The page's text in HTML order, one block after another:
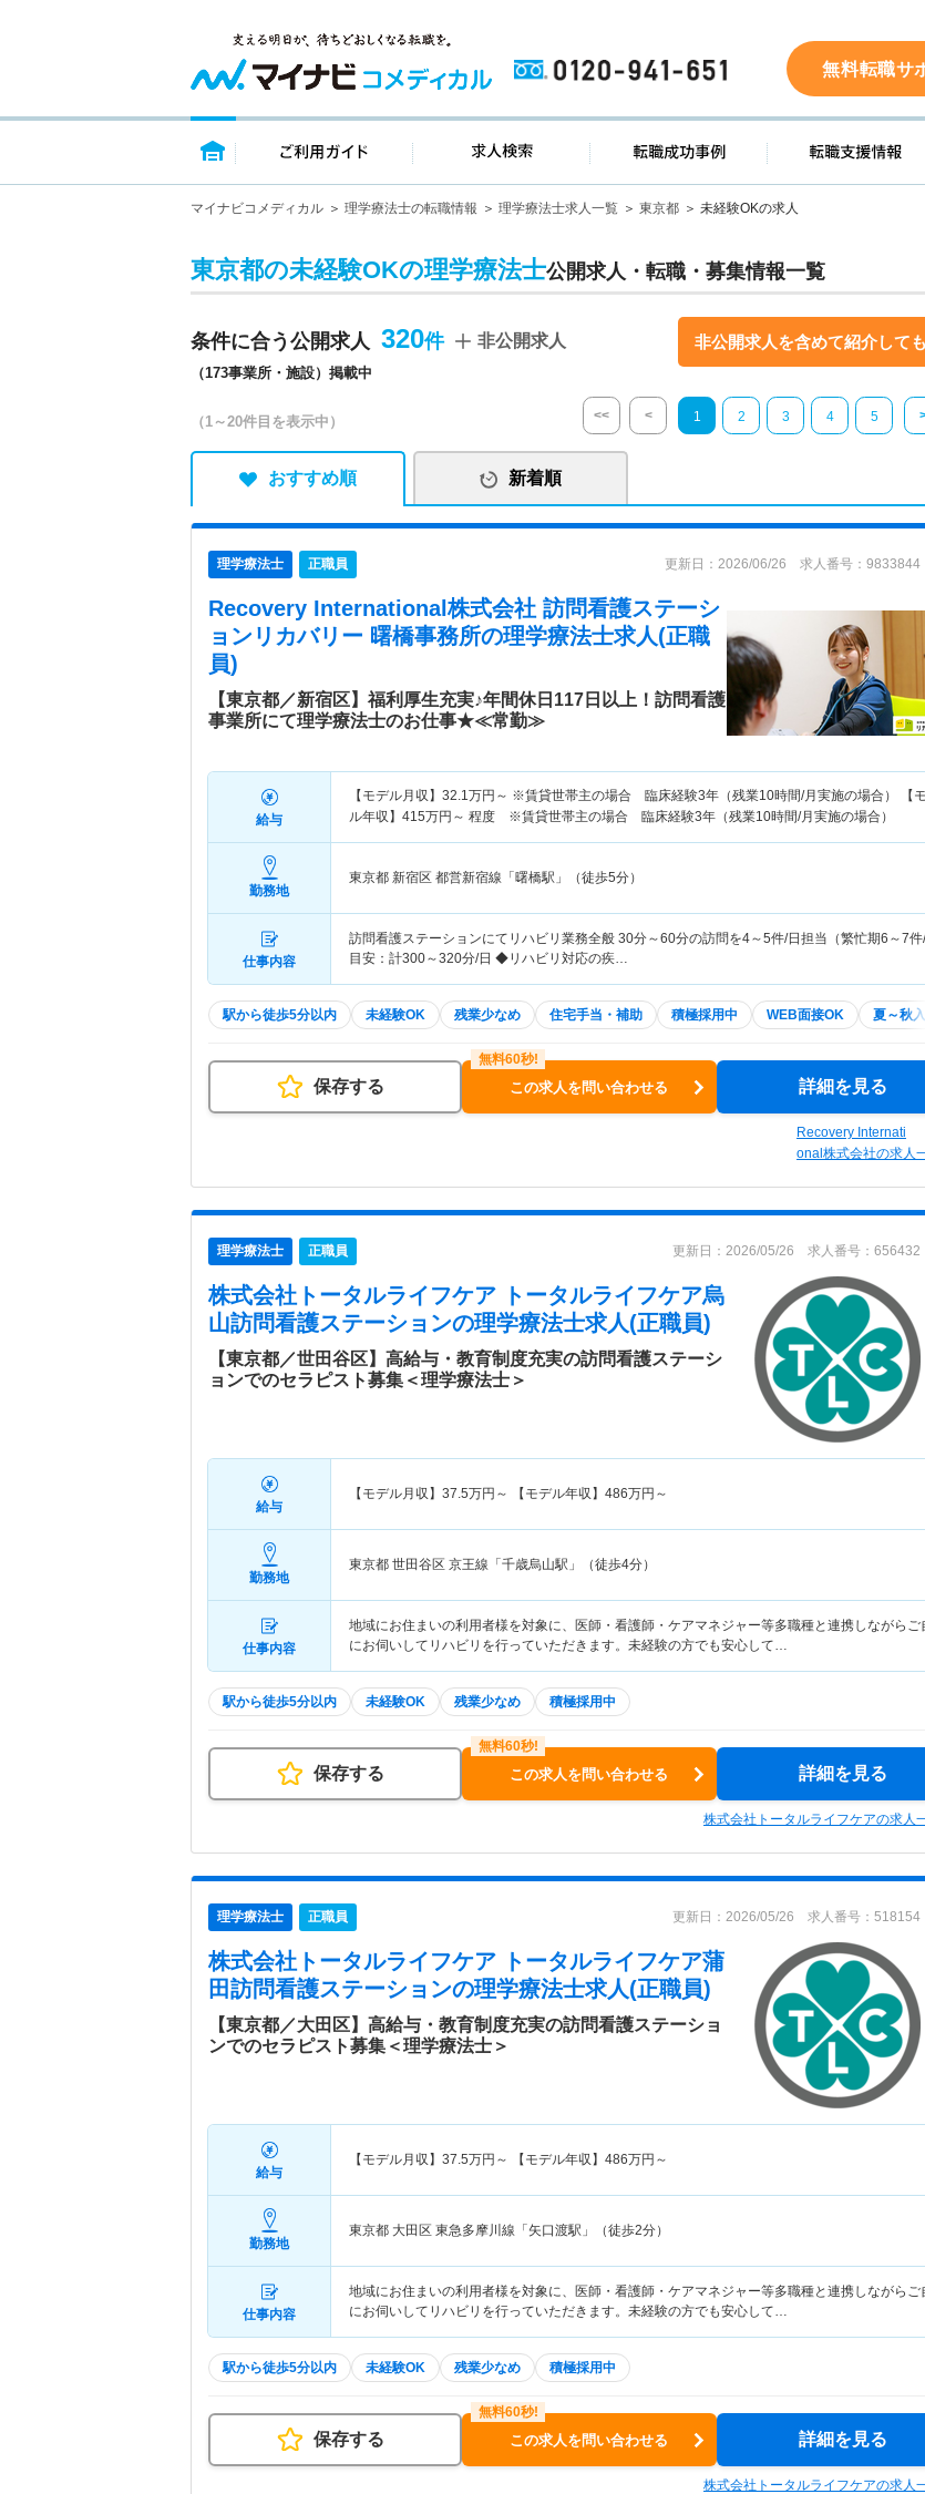
0120-941-651 無料転職サ
トップページ ご利用ガイド 求人検索 転職成功事例
マイナビコメディカル 理学療法士の転職情報 理学療法士求人一覧 東京都 未経験OKの求人
東京都の未経験OKの理学療法士公開求人・転職・募集情報一覧
条件に合う公開求人 320
（173事業所・施設）掲載中
非公開求人 非公開求人を含めて紹介して
（1～20件目を表示中） << < 1 2 3 4 5
おすすめ順 新着順
理学療法士 正職員 更新日：2026/06/26 求人番号：9833844
Recovery International株式会社 訪問看護ステーシ
ョンリカバリー 曙橋事務所の理学療法士求人(正職
員)
【東京都／新宿区】福利厚生充実♪年間休日117日以上！訪問看護
事業所にて理学療法士のお仕事★≪常勤≫
給与
【モデル月収】 32.1万円～ ※賃貸世帯主の場合 臨床経験3年（残業10時間/月実施の場合） 【
ル年収】 415万円～ 程度 ※賃貸世帯主の場合 臨床経験3年（残業10時間/月実施の場合）
勤務地
東京都 新宿区 都営新宿線「曙橋駅」（徒歩5分）
仕事内容
訪問看護ステーションにてリハビリ業務全般 30分～60分の訪問を4～5件/日担当（繁忙期6～7件/
目安：計300～320分/日 ◆リハビリ対応の疾…
駅から徒歩5分以内 未経験OK 残業少なめ 住宅手当・補助 積極採用中 WEB面接OK 夏～秋
保存する この求人を問い合わせる 詳細を見る
Recovery Internati
onal株式会社の求人
理学療法士 正職員 更新日：2026/05/26 求人番号：656432
株式会社トータルライフケア トータルライフケア烏
山訪問看護ステーションの理学療法士求人(正職員)
【東京都／世田谷区】高給与・教育制度充実の訪問看護ステーシ
ョンでのセラピスト募集＜理学療法士＞
給与
【モデル月収】 37.5万円～ 【モデル年収】 486万円～
勤務地
東京都 世田谷区 京王線「千歳烏山駅」（徒歩4分）
仕事内容
地域にお住まいの利用者様を対象に、医師・看護師・ケアマネジャー等多職種と連携しながらご
にお伺いしてリハビリを行っていただきます。未経験の方でも安心して…
駅から徒歩5分以内 未経験OK 残業少なめ 積極採用中
保存する この求人を問い合わせる 詳細を見る
株式会社トータルライフケアの求人
理学療法士 正職員 更新日：2026/05/26 求人番号：518154
株式会社トータルライフケア トータルライフケア蒲
田訪問看護ステーションの理学療法士求人(正職員)
【東京都／大田区】高給与・教育制度充実の訪問看護ステーショ
ンでのセラピスト募集＜理学療法士＞
給与
【モデル月収】 37.5万円～ 【モデル年収】 486万円～
勤務地
東京都 大田区 東急多摩川線「矢口渡駅」（徒歩2分）
仕事内容
地域にお住まいの利用者様を対象に、医師・看護師・ケアマネジャー等多職種と連携しながらご
にお伺いしてリハビリを行っていただきます。未経験の方でも安心して…
駅から徒歩5分以内 未経験OK 残業少なめ 積極採用中
保存する この求人を問い合わせる 詳細を見る
株式会社トータルライフケアの求人